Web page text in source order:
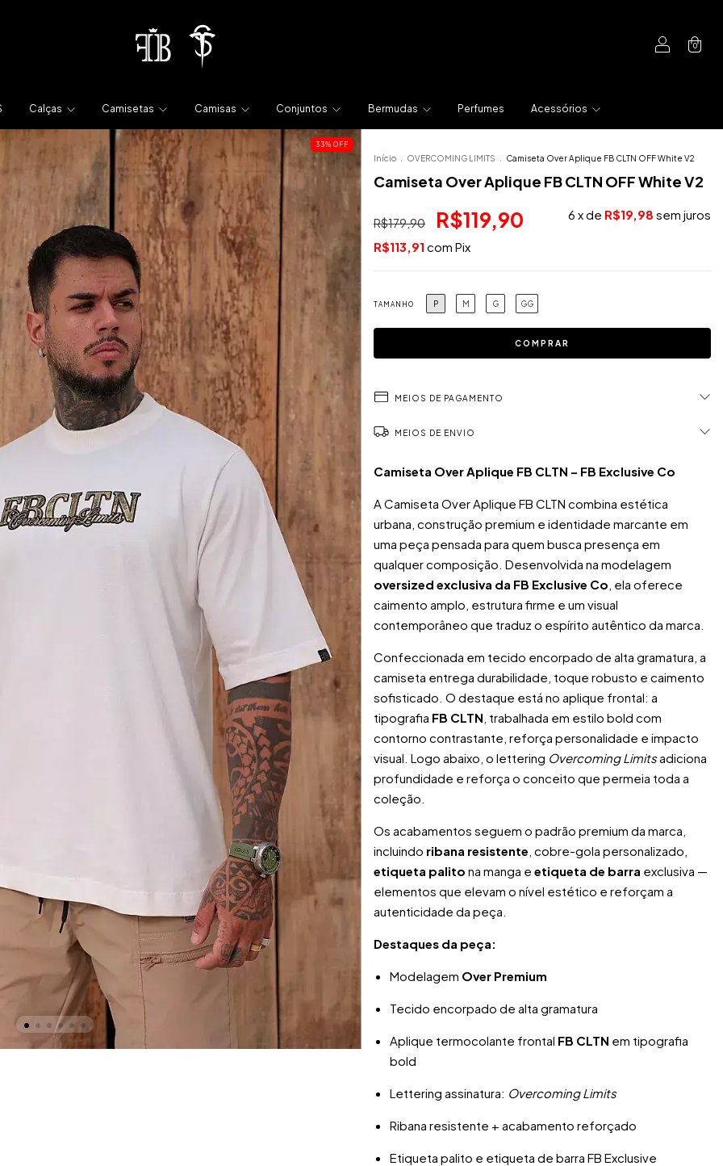
0
Calças Camisetas Camisas Conjuntos Bermudas Perfumes Acessórios
33% OFF
Início OVERCOMING LIMITS Camiseta Over Aplique FB CLTN OFF White V2
Camiseta Over Aplique FB CLTN OFF White V2
R$179,90 R$119,90 6 x de R$19,98 sem juros
R$113,91 com Pix
TAMANHO P M G GG
MEIOS DE PAGAMENTO
MEIOS DE ENVIO
Camiseta Over Aplique FB CLTN – FB Exclusive Co
A Camiseta Over Aplique FB CLTN combina estética
urbana, construção premium e identidade marcante em
uma peça pensada para quem busca presença em
qualquer composição. Desenvolvida na modelagem
oversized exclusiva da FB Exclusive Co, ela oferece
caimento amplo, estrutura firme e um visual
contemporâneo que traduz o espírito autêntico da marca.
Confeccionada em tecido encorpado de alta gramatura, a
camiseta entrega durabilidade, toque robusto e caimento
sofisticado. O destaque está no aplique frontal: a
tipografia FB CLTN, trabalhada em estilo bold com
contorno contrastante, reforça personalidade e impacto
visual. Logo abaixo, o lettering Overcoming Limitsadiciona
profundidade e reforça o conceito que permeia toda a
coleção.
Os acabamentos seguem o padrão premium da marca,
incluindo ribana resistente, cobre-gola personalizado,
etiqueta palito na manga e etiqueta de barra exclusiva —
elementos que elevam o nível estético e reforçam a
autenticidade da peça.
Destaques da peça:
Modelagem Over Premium
Tecido encorpado de alta gramatura
Aplique termocolante frontal FB CLTN em tipografia
bold
Lettering assinatura: Overcoming Limits
Ribana resistente + acabamento reforçado
Etiqueta palito e etiqueta de barra FB Exclusive